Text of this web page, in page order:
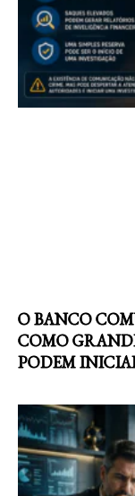
O BANCO
COMO
PODEM